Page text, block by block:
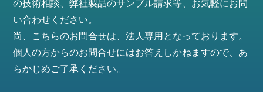
の技術相談、弊社製品のサンプル請求等、お気軽にお問
い合わせください。
尚、こちらのお問合せは、法人専用となっております。
個人の方からのお問合せにはお答えしかねますので、あ
らかじめご了承ください。